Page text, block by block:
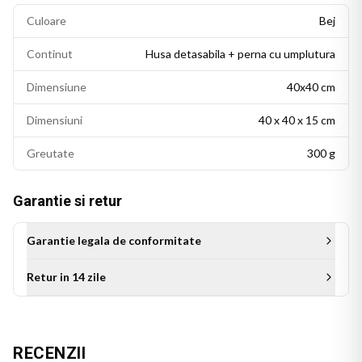
cu suflet, care se remarca prin originalitate si transmite
Culoare Bej
Continut Husa detasabila + perna cu umplutura
Dimensiune 40x40 cm
Dimensiuni 40 x 40 x 15 cm
Greutate 300 g
Garantie si retur
Garantie legala de conformitate
Retur in 14 zile
RECENZII